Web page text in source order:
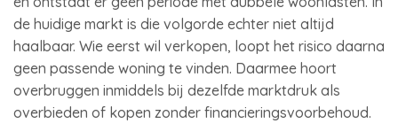
de huidige markt is die volgorde echter niet altijd
haalbaar. Wie eerst wil verkopen, loopt het risico daarna
geen passende woning te vinden. Daarmee hoort
overbruggen inmiddels bij dezelfde marktdruk als
overbieden of kopen zonder financieringsvoorbehoud.